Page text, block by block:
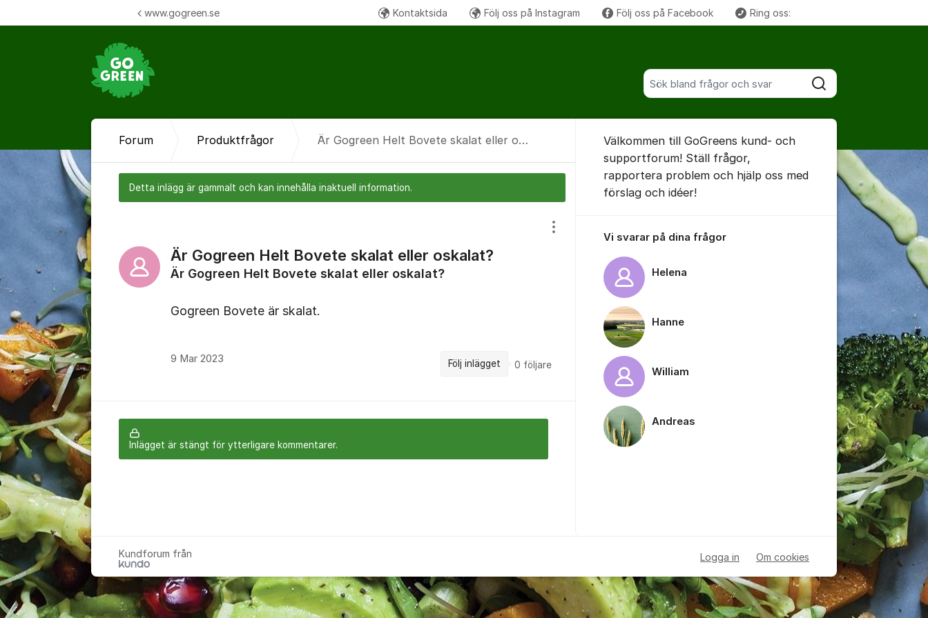
Sök bland alla inlägg
Sök
www.gogreen.se Kontaktsida Följ oss på Instagram Följ oss på Facebook Ring oss:Fler supportlänkar
Forum Produktfrågor Är Gogreen Helt Bovete skalat eller oskalat?
Detta inlägg är gammalt och kan innehålla inaktuell information.
Är Gogreen Helt Bovete skalat eller oskalat?
Visa/dölj inställningar för inlägg/kommentar
Är Gogreen Helt Bovete skalat eller oskalat?
Gogreen Bovete är skalat.
9 Mar 2023 Följ inlägget 0 följare
Inlägget är stängt för ytterligare kommentarer.
Välkommen till GoGreens kund- och
supportforum! Ställ frågor,
rapportera problem och hjälp oss med
förslag och idéer!
Vi svarar på dina frågor
Helena
Hanne
William
Andreas
Kundforum från Logga in Om cookies